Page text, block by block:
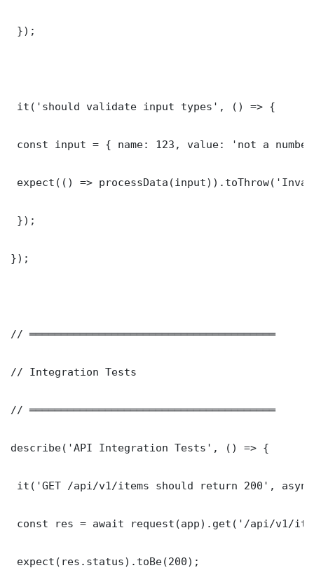
});
it('should validate input types', () => {
const input = { name: 123, value: 'not a
expect(() =>
});
});
// ═══════════════════════════════════════
// Integration Tests
// ═══════════════════════════════════════
describe('API Integration Tests', () => {
it('GET /api/v1/items should return 200',
const res = await request(app).get('/api/v1/
expect(res.status).toBe(200);